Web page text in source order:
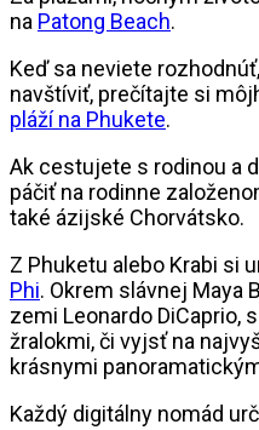
na Patong Beach.
Keď sa neviete
navštíviť, prečítajte si
pláží na Phukete.
Ak cestujete s rodinou a
páčiť na rodinne
také ázijské Chorvátsko.
Z Phuketu alebo Krabi si
Phi. Okrem slávnej Maya
zemi Leonardo DiCaprio,
žralokmi, či vyjsť na
krásnymi
Každý digitálny nomád